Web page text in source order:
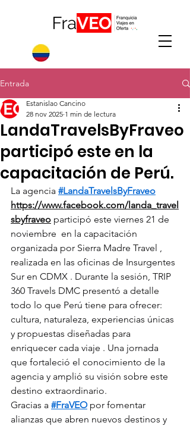
Entrada
LandaTravelsByFraveo
participó este en la
capacitación de Perú.
Estanislao Cancino
28 nov 2025 1 min de lectura
La agencia #LandaTravelsByFraveo
https://www.facebook.com/landa_travel
sbyfraveo participó este viernes 21 de
noviembre  en la capacitación
organizada por Sierra Madre Travel ,
realizada en las oficinas de Insurgentes
Sur en CDMX . Durante la sesión, TRIP
360 Travels DMC presentó a detalle
todo lo que Perú tiene para ofrecer:
cultura, naturaleza, experiencias únicas
y propuestas diseñadas para
enriquecer cada viaje . Una jornada
que fortaleció el conocimiento de la
agencia y amplió su visión sobre este
destino extraordinario.
Gracias a #FraVEO por fomentar
alianzas que abren nuevos destinos y